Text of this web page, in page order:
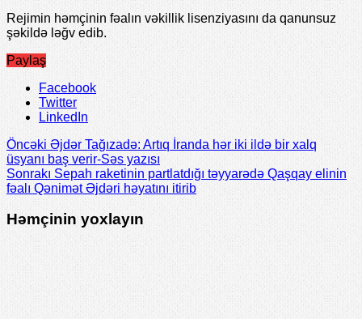
Rejimin həmçinin fəalın vəkillik lisenziyasını da qanunsuz
şəkildə ləğv edib.
Paylaş
Facebook
Twitter
LinkedIn
ÖncəkiƏjdər Tağızadə: Artıq İranda hər iki ildə bir xalq
üsyanı baş verir-Səs yazısı
Sonrakı Sepah raketinin partlatdığı təyyarədə Qaşqay elinin
fəalı Qənimət Əjdəri həyatını itirib
Həmçinin yoxlayın